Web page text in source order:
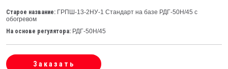
Старое название: ГРПШ-13-2НУ-1 Стандарт на базе РДГ-50Н/45 с
обогревом
На основе регулятора: РДГ-50Н/45
Заказать